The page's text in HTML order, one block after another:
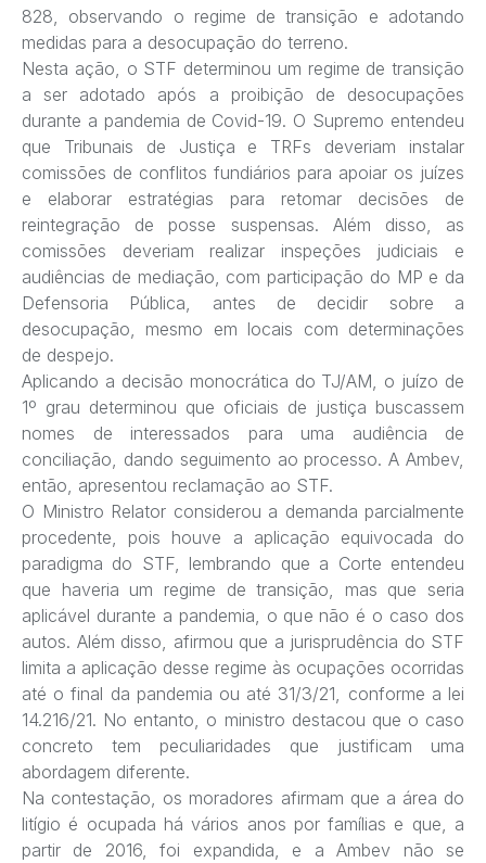
828, observando o regime de transição e adotando
medidas para a desocupação do terreno.
Nesta ação, o STF determinou um regime de transição
a ser adotado após a proibição de desocupações
durante a pandemia de Covid-19. O Supremo entendeu
que Tribunais de Justiça e TRFs deveriam instalar
comissões de conflitos fundiários para apoiar os juízes
e elaborar estratégias para retomar decisões de
reintegração de posse suspensas. Além disso, as
comissões deveriam realizar inspeções judiciais e
audiências de mediação, com participação do MP e da
Defensoria Pública, antes de decidir sobre a
desocupação, mesmo em locais com determinações
de despejo.
Aplicando a decisão monocrática do TJ/AM, o juízo de
1º grau determinou que oficiais de justiça buscassem
nomes de interessados para uma audiência de
conciliação, dando seguimento ao processo. A Ambev,
então, apresentou reclamação ao STF.
O Ministro Relator considerou a demanda parcialmente
procedente, pois houve a aplicação equivocada do
paradigma do STF, lembrando que a Corte entendeu
que haveria um regime de transição, mas que seria
aplicável durante a pandemia, o que não é o caso dos
autos. Além disso, afirmou que a jurisprudência do STF
limita a aplicação desse regime às ocupações ocorridas
até o final da pandemia ou até 31/3/21, conforme a lei
14.216/21. No entanto, o ministro destacou que o caso
concreto tem peculiaridades que justificam uma
abordagem diferente.
Na contestação, os moradores afirmam que a área do
litígio é ocupada há vários anos por famílias e que, a
partir de 2016, foi expandida, e a Ambev não se